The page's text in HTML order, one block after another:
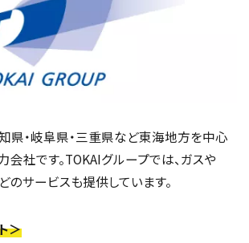
県・岐阜県・三重県など東海地方を中心
会社です。TOKAIグループでは、ガスや
のサービスも提供しています。
＞